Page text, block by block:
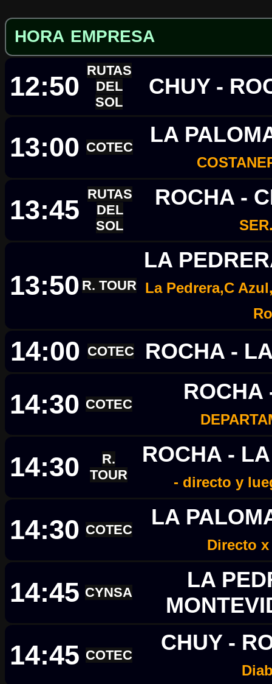
HORA EMPRESA
12:50
RUTAS
DEL
SOL
CHUY -
13:00 COTEC
LA
13:45
RUTAS
DEL
SOL
ROCHA -
13:50 R. TOUR
LA
La Pedrera,C
14:00 COTEC ROCHA -
14:30 COTEC
ROCHA
14:30
R.
TOUR
ROCHA -
- directo y
14:30 COTEC
LA
Directo
14:45 CYNSA
LA
14:45 COTEC
CHUY -